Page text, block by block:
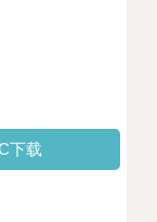
下载